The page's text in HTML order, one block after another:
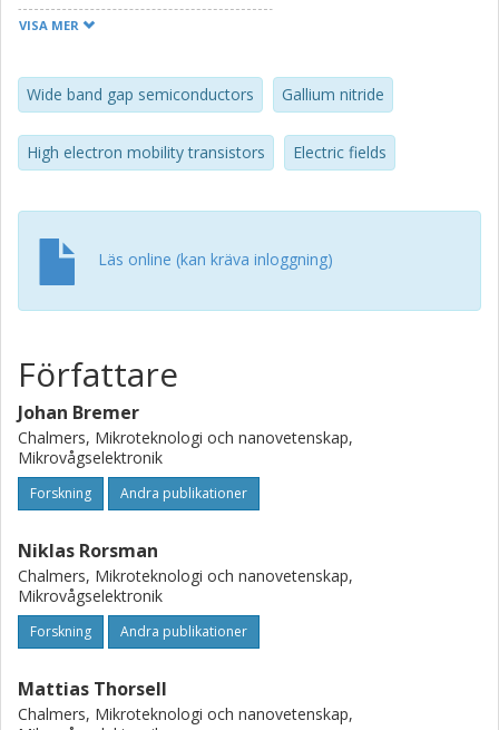
The method provides more rudimentary IV measurements,
VISA MER
Wide band gap semiconductors Gallium nitride
High electron mobility transistors Electric fields
Läs online (kan kräva inloggning)
Författare
Johan Bremer
Chalmers, Mikroteknologi och nanovetenskap,
Mikrovågselektronik
Forskning Andra publikationer
Niklas Rorsman
Chalmers, Mikroteknologi och nanovetenskap,
Mikrovågselektronik
Forskning Andra publikationer
Mattias Thorsell
Chalmers, Mikroteknologi och nanovetenskap,